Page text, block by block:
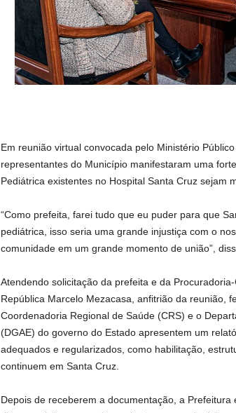
Em reunião virtual convocada pelo Ministério
representantes do Município manifestaram uma
Pediátrica existentes no Hospital Santa Cruz sejam
“Como prefeita, farei tudo que eu puder para que
pediátrica, isso seria uma grande injustiça com o
comunidade em um grande momento de união”,
Atendendo solicitação da prefeita e da
República Marcelo Mezacasa, anfitrião da reunião,
Coordenadoria Regional de Saúde (CRS) e o
(DGAE) do governo do Estado apresentem um
adequados e regularizados, como habilitação,
continuem em Santa Cruz.
Depois de receberem a documentação, a